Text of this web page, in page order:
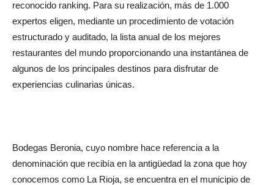
reconocido ranking. Para su realización, más de 1.000
expertos eligen, mediante un procedimiento de votación
estructurado y auditado, la lista anual de los mejores
restaurantes del mundo proporcionando una instantánea de
algunos de los principales destinos para disfrutar de
experiencias culinarias únicas.
Bodegas Beronia, cuyo nombre hace referencia a la
denominación que recibía en la antigüedad la zona que hoy
conocemos como La Rioja, se encuentra en el municipio de